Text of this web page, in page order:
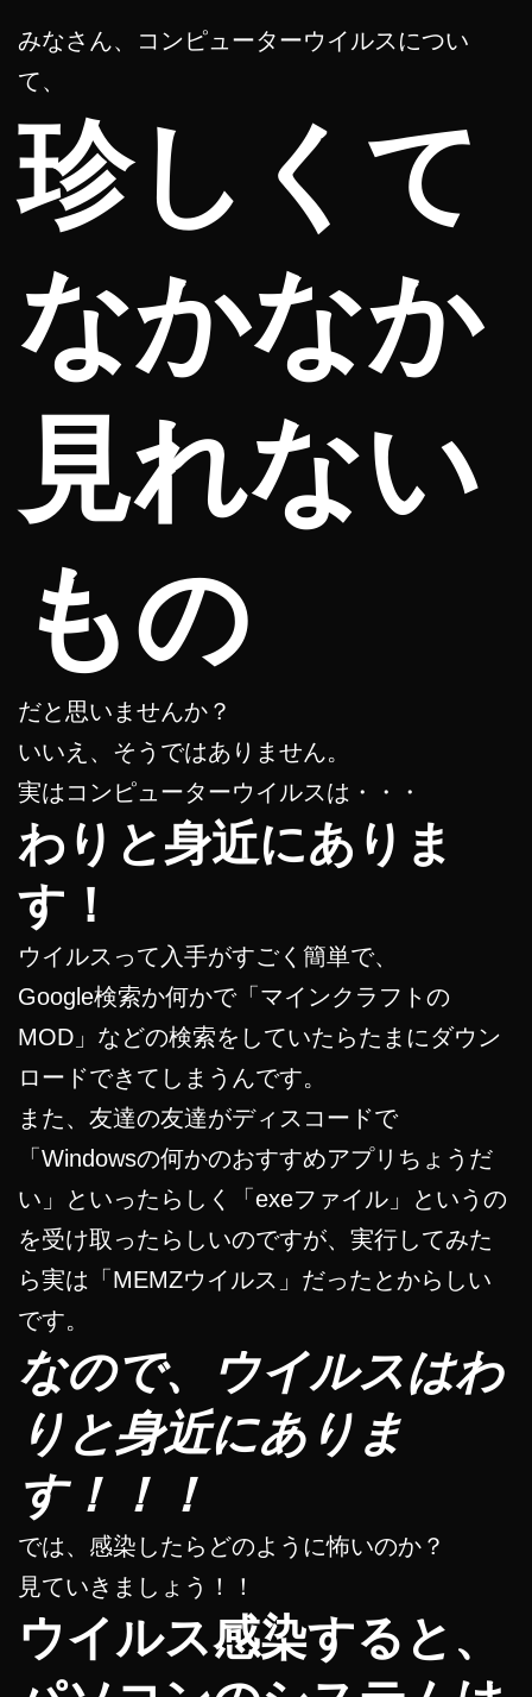
みなさん、コンピューターウイルスについ
て、
珍しくて
なかなか
見れない
もの
だと思いませんか？
いいえ、そうではありません。
実はコンピューターウイルスは・・・
わりと身近にありま
す！
ウイルスって入手がすごく簡単で、
Google検索か何かで「マインクラフトの
MOD」などの検索をしていたらたまにダウン
ロードできてしまうんです。
また、友達の友達がディスコードで
「Windowsの何かのおすすめアプリちょうだ
い」といったらしく「exeファイル」というの
を受け取ったらしいのですが、実行してみた
ら実は「MEMZウイルス」だったとからしい
です。
なので、ウイルスはわ
りと身近にありま
す！！！
では、感染したらどのように怖いのか？
見ていきましょう！！
ウイルス感染すると、